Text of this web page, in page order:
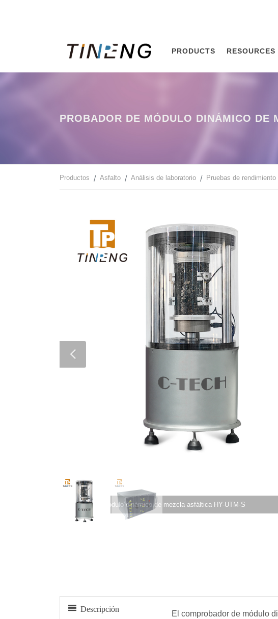
PRODUCTS RESOURCES
PROBADOR DE MÓDULO DINÁMICO DE
Productos Asfalto Análisis de laboratorio Pruebas de rendimiento
Probador de módulo dinámico de mezcla asfáltica HY-UTM-S
Descripción
El comprobador de módulo